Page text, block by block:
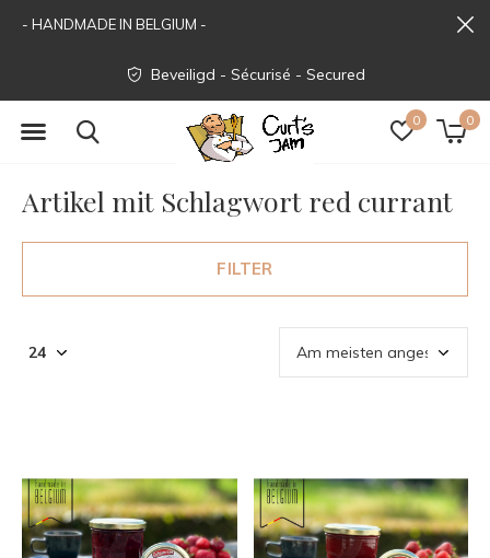
0 0
Beveiligd - Sécurisé - Secured
- HANDMADE IN BELGIUM -
Artikel mit Schlagwort red currant
FILTER